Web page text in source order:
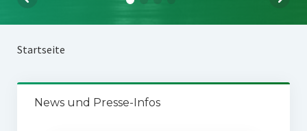
Startseite
News und Presse-Infos